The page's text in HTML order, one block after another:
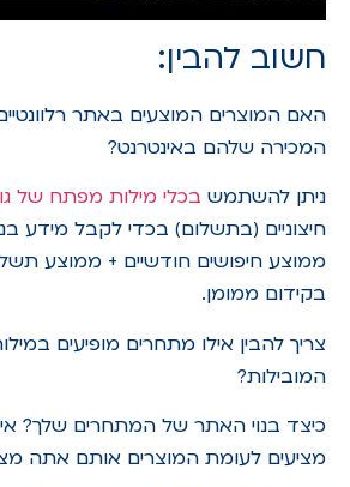
חשוב להבין:
האם המוצרים המוצעים באתר
המכירה שלהם באינטרנט?
ניתן להשתמש בכלי מילות מפתח של
חיצוניים (בתשלום) בכדי לקבל מידע
ממוצע חיפושים חודשיים + ממוצע
בקידום ממומן.
צריך להבין אילו מתחרים מופיעים
המובילות?
כיצד בנוי האתר של המתחרים שלך?
מציעים לעומת המוצרים אותם אתה